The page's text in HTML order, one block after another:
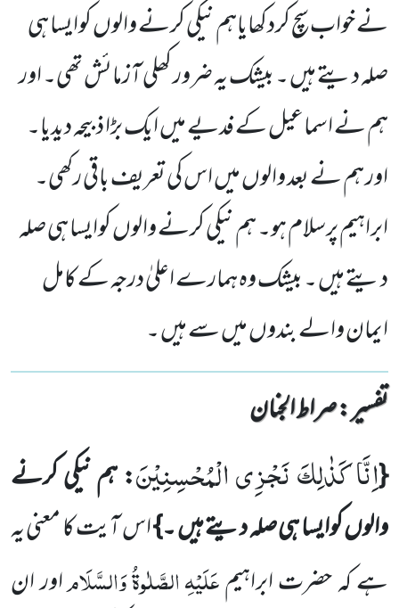
نے خواب سچ کردکھایاہم نیکی کرنے والوں کوایسا ہی
صلہ دیتے ہیں ۔ بیشک یہ ضرور کھلی آزمائش تھی۔ اور
ہم نے اسماعیل کے فدیے میں ایک بڑا ذبیحہ دیدیا۔
اور ہم نے بعد والوں میں اس کی تعریف باقی رکھی۔
ابراہیم پرسلام ہو۔ ہم نیکی کرنے والوں کوایسا ہی صلہ
دیتے ہیں ۔ بیشک وہ ہمارے اعلیٰ درجہ کے کامل
ایمان والے بندوں میں سے ہیں ۔
تفسیر : ‎صراط الجنان
{اِنَّا كَذٰلِكَ نَجْزِی الْمُحْسِنِیْنَ: ہم نیکی کرنے
والوں کوایسا ہی صلہ دیتے ہیں ۔}اس آیت کا معنی یہ
ہے کہ حضرت ابراہیمعَلَیْہِالصَّلٰوۃُوَالسَّلَاماور ان